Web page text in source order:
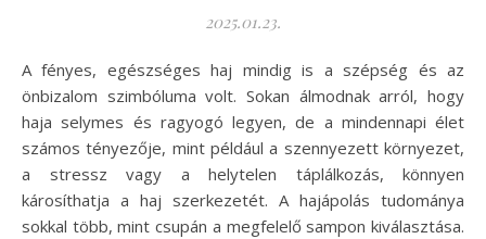
2025.01.23.
A fényes, egészséges haj mindig is a szépség és az
önbizalom szimbóluma volt. Sokan álmodnak arról, hogy
haja selymes és ragyogó legyen, de a mindennapi élet
számos tényezője, mint például a szennyezett környezet,
a stressz vagy a helytelen táplálkozás, könnyen
károsíthatja a haj szerkezetét. A hajápolás tudománya
sokkal több, mint csupán a megfelelő sampon kiválasztása.